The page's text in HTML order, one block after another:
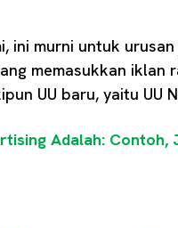
ini murni untuk
memasukkan
UU baru, yaitu UU
Adalah: Contoh,